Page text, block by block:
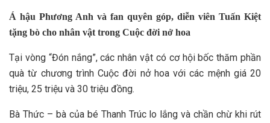
Á hậu Phương Anh và fan quyên góp, diễn viên Tuấn Kiệt
tặng bò cho nhân vật trong Cuộc đời nở hoa
Tại vòng “Đón nắng”, các nhân vật có cơ hội bốc thăm phần
quà từ chương trình Cuộc đời nở hoa với các mệnh giá 20
triệu, 25 triệu và 30 triệu đồng.
Bà Thức – bà của bé Thanh Trúc lo lắng và chần chừ khi rút